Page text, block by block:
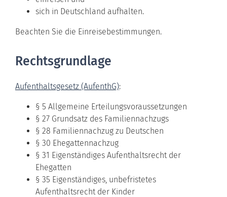
sich in Deutschland aufhalten.
Beachten Sie die Einreisebestimmungen.
Rechtsgrundlage
Aufenthaltsgesetz (AufenthG):
§ 5 Allgemeine Erteilungsvoraussetzungen
§ 27 Grundsatz des Familiennachzugs
§ 28 Familiennachzug zu Deutschen
§ 30 Ehegattennachzug
§ 31 Eigenständiges Aufenthaltsrecht der
Ehegatten
§ 35 Eigenständiges, unbefristetes
Aufenthaltsrecht der Kinder